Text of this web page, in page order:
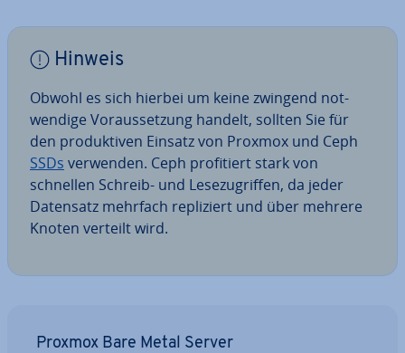
Hinweis
Obwohl es sich hierbei um keine zwingend not­
wen­di­ge Vor­aus­set­zung handelt, sollten Sie für
den pro­duk­ti­ven Einsatz von Proxmox und Ceph
SSDs verwenden. Ceph pro­fi­tiert stark von
schnellen Schreib- und Le­se­zu­grif­fen, da jeder
Datensatz mehrfach re­pli­ziert und über mehrere
Knoten verteilt wird.
Proxmox Bare Metal Server